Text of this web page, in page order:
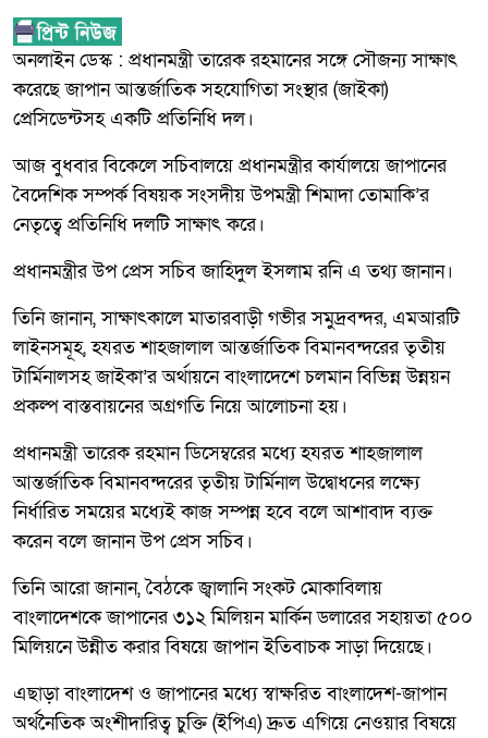
অনলাইন ডেস্ক : প্রধানমন্ত্রী তারেক রহমানের সঙ্গে সৌজন্য সাক্ষাৎ
করেছে জাপান আন্তর্জাতিক সহযোগিতা সংস্থার (জাইকা)
প্রেসিডেন্টসহ একটি প্রতিনিধি দল।
আজ বুধবার বিকেলে সচিবালয়ে প্রধানমন্ত্রীর কার্যালয়ে জাপানের
বৈদেশিক সম্পর্ক বিষয়ক সংসদীয় উপমন্ত্রী শিমাদা তোমাকি’র
নেতৃত্বে প্রতিনিধি দলটি সাক্ষাৎ করে।
প্রধানমন্ত্রীর উপ প্রেস সচিব জাহিদুল ইসলাম রনি এ তথ্য জানান।
তিনি জানান, সাক্ষাৎকালে মাতারবাড়ী গভীর সমুদ্রবন্দর, এমআরটি
লাইনসমূহ, হযরত শাহজালাল আন্তর্জাতিক বিমানবন্দরের তৃতীয়
টার্মিনালসহ জাইকা’র অর্থায়নে বাংলাদেশে চলমান বিভিন্ন উন্নয়ন
প্রকল্প বাস্তবায়নের অগ্রগতি নিয়ে আলোচনা হয়।
প্রধানমন্ত্রী তারেক রহমান ডিসেম্বরের মধ্যে হযরত শাহজালাল
আন্তর্জাতিক বিমানবন্দরের তৃতীয় টার্মিনাল উদ্বোধনের লক্ষ্যে
নির্ধারিত সময়ের মধ্যেই কাজ সম্পন্ন হবে বলে আশাবাদ ব্যক্ত
করেন বলে জানান উপ প্রেস সচিব।
তিনি আরো জানান, বৈঠকে জ্বালানি সংকট মোকাবিলায়
বাংলাদেশকে জাপানের ৩১২ মিলিয়ন মার্কিন ডলারের সহায়তা ৫০০
মিলিয়নে উন্নীত করার বিষয়ে জাপান ইতিবাচক সাড়া দিয়েছে।
এছাড়া বাংলাদেশ ও জাপানের মধ্যে স্বাক্ষরিত বাংলাদেশ-জাপান
অর্থনৈতিক অংশীদারিত্ব চুক্তি (ইপিএ) দ্রুত এগিয়ে নেওয়ার বিষয়ে